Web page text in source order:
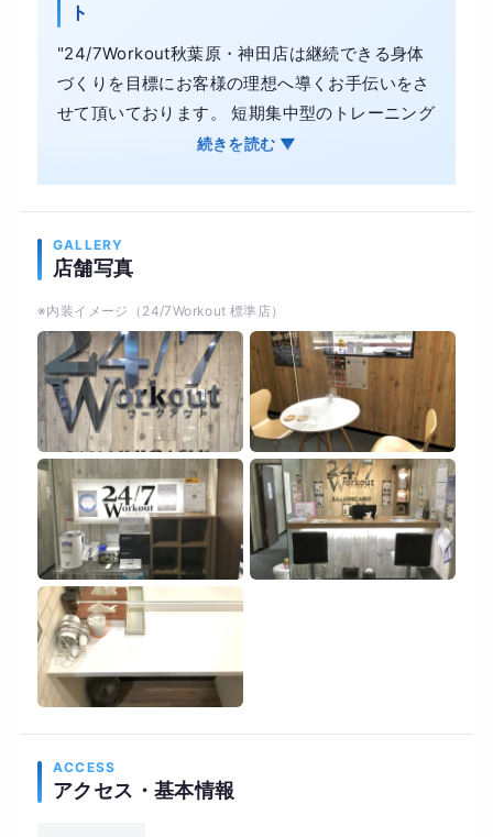
ト
"24/7Workout秋葉原・神田店は継続できる身体
づくりを目標にお客様の理想へ導くお手伝いをさ
せて頂いております。 短期集中型のトレーニング
もなかなか継続が出来ず、リバウンドしてしまっ
標がいくつもあります。 まずは小さな目標を達成
お客様にとって大きな成果となる事でしょう。終
わる事はありません。人生が終わるまで。
Actionmaynotalwaysbringhappiness,buttherei
snohappinesswithoutaction.
Weareallbornforlove.Itistheprincipleofexisten
ce,anditsonlyend. 自分自身に合った継続可能な
生活を我々パーソナルトレーナーと一緒に作りま
しょう！！ 先ずは無料カウンセリングにて皆様の
お悩みを聞かせてください！無料カウンセリング
のお申込みお待ちしております。"
続きを読む ▼
GALLERY
店舗写真
※内装イメージ（24/7Workout 標準店）
ACCESS
アクセス・基本情報